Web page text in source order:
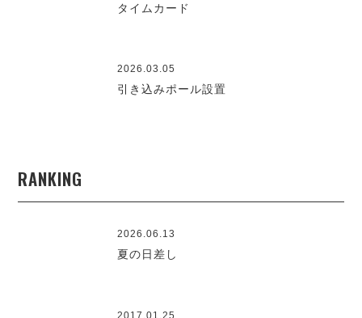
タイムカード
2026.03.05
引き込みポール設置
RANKING
2026.06.13
夏の日差し
2017.01.25